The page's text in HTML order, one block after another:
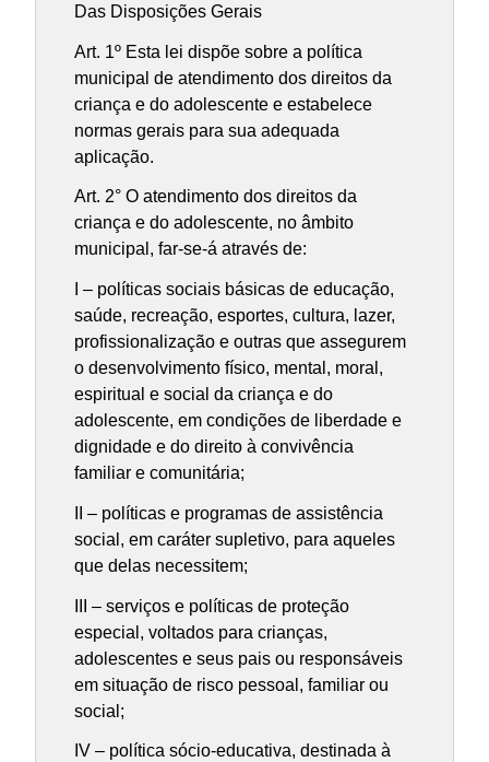
Das Disposições Gerais
Art. 1º Esta lei dispõe sobre a política
municipal de atendimento dos direitos da
criança e do adolescente e estabelece
normas gerais para sua adequada
aplicação.
Art. 2° O atendimento dos direitos da
criança e do adolescente, no âmbito
municipal, far-se-á através de:
I – políticas sociais básicas de educação,
saúde, recreação, esportes, cultura, lazer,
profissionalização e outras que assegurem
o desenvolvimento físico, mental, moral,
espiritual e social da criança e do
adolescente, em condições de liberdade e
dignidade e do direito à convivência
familiar e comunitária;
II – políticas e programas de assistência
social, em caráter supletivo, para aqueles
que delas necessitem;
III – serviços e políticas de proteção
especial, voltados para crianças,
adolescentes e seus pais ou responsáveis
em situação de risco pessoal, familiar ou
social;
IV – política sócio-educativa, destinada à